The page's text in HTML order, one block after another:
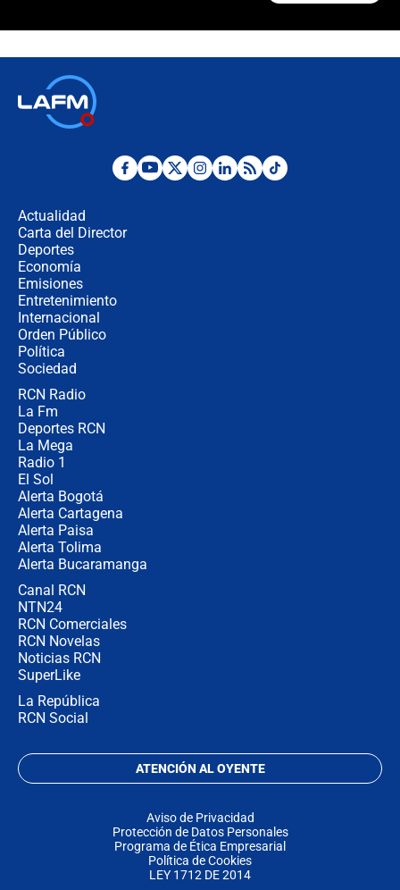
sacerdote en la posesión de Abelardo
¿La posesión de Abelardo De la
Actualidad
Carta del Director
Deportes
Economía
Emisiones
Entretenimiento
Internacional
Orden Público
Política
Sociedad
RCN Radio
La Fm
Deportes RCN
La Mega
Radio 1
El Sol
Alerta Bogotá
Alerta Cartagena
Alerta Paisa
Alerta Tolima
Alerta Bucaramanga
Canal RCN
NTN24
RCN Comerciales
RCN Novelas
Noticias RCN
SuperLike
La República
RCN Social
ATENCIÓN AL OYENTE
Aviso de Privacidad
Protección de Datos Personales
Programa de Ética Empresarial
Política de Cookies
LEY 1712 DE 2014